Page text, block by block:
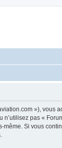
»), vous
pas «
Si vous